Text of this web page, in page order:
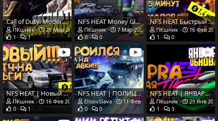
Call of Duty: Modern Warfare || Отрезал Ху....
ПКшник
25 Мар 2020
1
1
NFS HEAT Money Glitch | Фарм денег | Aston Martin DB11 Volante Тюнинг
ПКшник
7 Мар 2020
0
0
NFS HEAT Быстрый фарм денег | Money Glitch 2020 | ЕЩЕ ЛУЧШЕ и БЫСТРЕЕ
ПКшник
16 Фев
1
0
NFS HEAT | Новый ГЛИТЧ на деньги после январского обновления!!!
ПКшник
16 Фев 2020
0
1
NFS HEAT | ПОЛИЦЕЙСКИЕ ТАЧКИ | КУЧА ДЕНЕГ | ОДИН МИЛЛИАРД | ЛЕГКО!!!
ElisovSlava
11 Фев 2020
0
0
NFS HEAT | ЯНВАРСКОЕ ОБНОВЛЕНИЕ | НОВАЯ ТАЧКА | ЧТО С ДЕНЕЖНЫМ ГЛИЧЕМ?
ПКшник
29 Янв
1
3